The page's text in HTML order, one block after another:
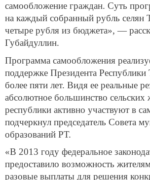
самообложение граждан. Суть
на каждый собранный рубль селян
четыре рубля из бюджета», —
Губайдуллин.
Программа самообложения
поддержке Президента Республики
более пяти лет. Видя ее реальные
абсолютное большинство сельских
республики активно участвуют в
подчеркнул председатель Совета
образований РТ.
«В 2013 году федеральное
предоставило возможность
разовые выплаты для решения